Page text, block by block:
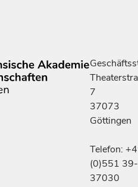
7
37073
Göttingen
Telefon:
(0)551 39-
37030